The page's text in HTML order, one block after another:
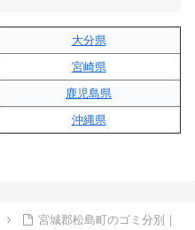
大分県
宮崎県
鹿児島県
沖縄県
宮城郡松島町のゴミ分別｜